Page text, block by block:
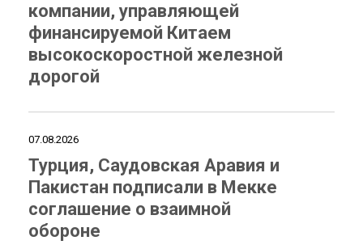
компании, управляющей
финансируемой Китаем
высокоскоростной железной
дорогой
07.08.2026
Турция, Саудовская Аравия и
Пакистан подписали в Мекке
соглашение о взаимной
обороне